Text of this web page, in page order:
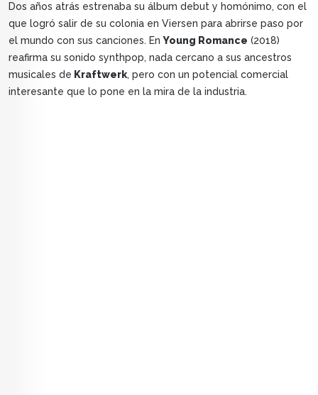
Dos años atrás estrenaba su álbum debut y homónimo, con el
que logró salir de su colonia en Viersen para abrirse paso por
el mundo con sus canciones. EnYoung Romance (2018)
reafirma su sonido synthpop, nada cercano a sus ancestros
musicales de Kraftwerk, pero con un potencial comercial
interesante que lo pone en la mira de la industria.